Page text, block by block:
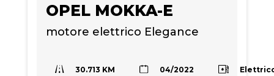
OPEL MOKKA-E
motore elettrico Elegance
30.713 KM 04/2022